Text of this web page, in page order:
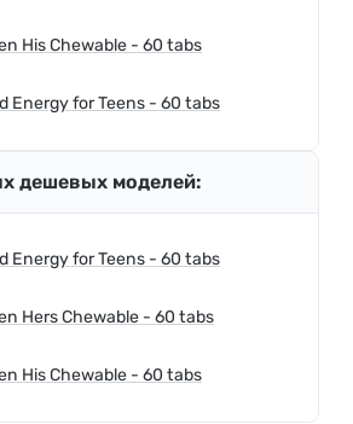
His Chewable - 60 tabs
Energy for Teens - 60 tabs
дешевых моделей:
Energy for Teens - 60 tabs
Hers Chewable - 60 tabs
His Chewable - 60 tabs